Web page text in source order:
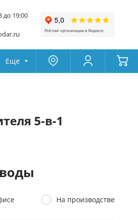
до 19:00
Еще
Избранное
5-в-1
На производстве